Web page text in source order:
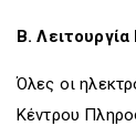
Β.
Όλες οι
Κέντρου